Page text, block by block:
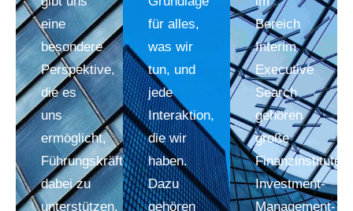
eine
besondere
Perspektive,
die es
uns
ermöglicht,
Führungskräfte
dabei zu
unterstützen,
für alles,
was wir
tun, und
jede
Interaktion,
die wir
haben.
Dazu
gehören
Bereich
Interim
Executive
Search
gehören
große
Finanzinstitute,
Investment-
Management-